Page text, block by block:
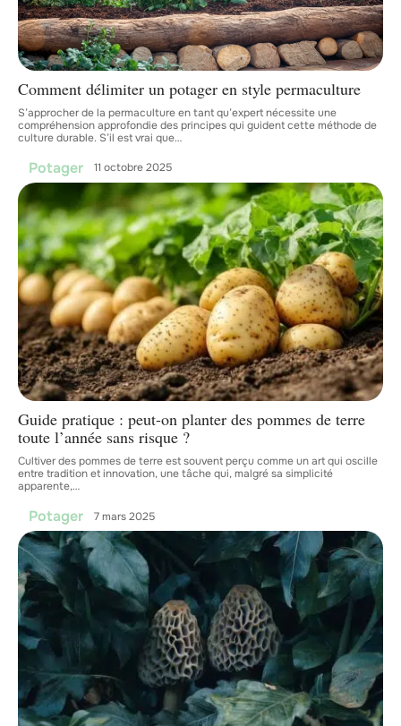
Comment délimiter un potager en style permaculture
S’approcher de la permaculture en tant qu’expert nécessite une
compréhension approfondie des principes qui guident cette méthode de
culture durable. S’il est vrai que…
Potager 11 octobre 2025
Guide pratique : peut-on planter des pommes de terre
toute l’année sans risque ?
Cultiver des pommes de terre est souvent perçu comme un art qui oscille
entre tradition et innovation, une tâche qui, malgré sa simplicité
apparente,…
Potager 7 mars 2025